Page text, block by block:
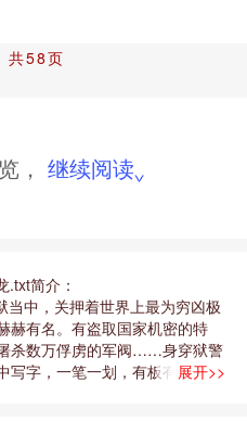
共58页
， 继续阅读
简介：
中，关押着世界上最为穷凶极
赫有名。有盗取国家机密的特
杀数万俘虏的军阀……身穿狱警
写字，一笔一划，有板有眼，遒
展开>>